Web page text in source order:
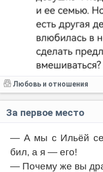
Любовь и отношения
За первое место
— А мы с Ильёй
бил, а я — его!
— Почему же вы